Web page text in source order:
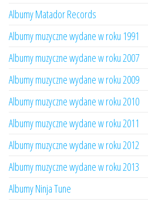
Albumy Matador Records
Albumy muzyczne wydane w roku 1991
Albumy muzyczne wydane w roku 2007
Albumy muzyczne wydane w roku 2009
Albumy muzyczne wydane w roku 2010
Albumy muzyczne wydane w roku 2011
Albumy muzyczne wydane w roku 2012
Albumy muzyczne wydane w roku 2013
Albumy Ninja Tune